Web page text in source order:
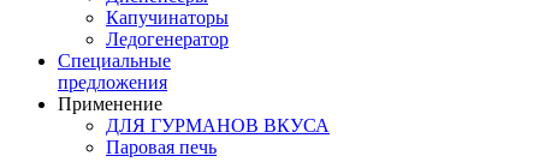
Капучинаторы
Ледогенератор
Специальные
предложения
Применение
ДЛЯ ГУРМАНОВ ВКУСА
Паровая печь